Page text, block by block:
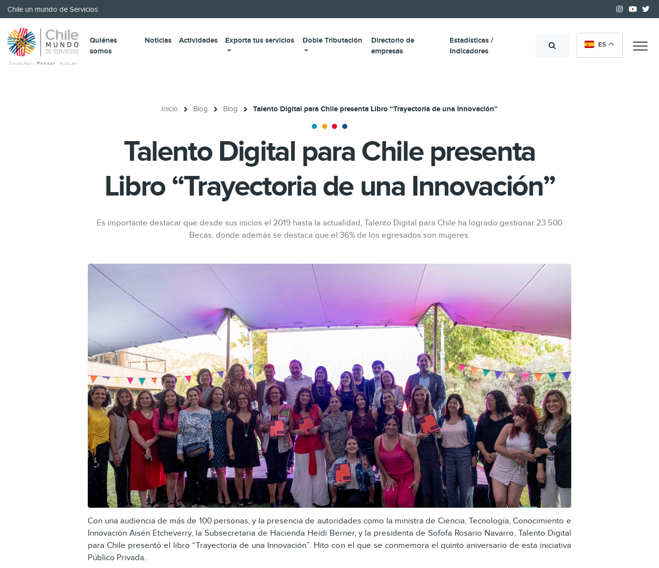
Chile un mundo de Servicios
Quiénes
somos
Noticias Actividades Exporta tus servicios Doble Tributación
Directorio de
empresas
Estadísticas /
Indicadores
ES
Inicio Blog Blog Talento Digital para Chile presenta Libro “Trayectoria de una Innovación”
Talento Digital para Chile presenta
Libro “Trayectoria de una Innovación”
Es importante destacar que desde sus inicios el 2019 hasta la actualidad, Talento Digital para Chile ha logrado gestionar 23.500
Becas, donde además se destaca que el 36% de los egresados son mujeres.
Con una audiencia de más de 100 personas, y la presencia de autoridades como la ministra de Ciencia, Tecnología, Conocimiento e
Innovación Aisén Etcheverry, la Subsecretaria de Hacienda Heidi Berner, y la presidenta de Sofofa Rosario Navarro, Talento Digital
para Chile presentó el libro “Trayectoria de una Innovación”. Hito con el que se conmemora el quinto aniversario de esta iniciativa
Público Privada.